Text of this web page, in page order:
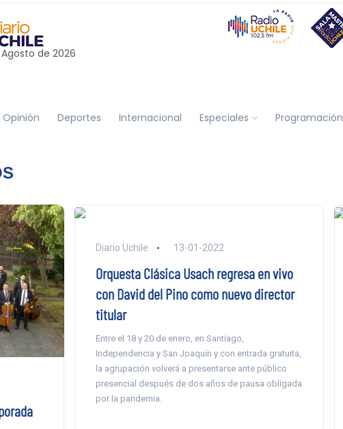
Agosto de 2026
Opinión Deportes Internacional Especiales Programación
Diario Uchile 13-01-2022
Orquesta Clásica Usach regresa en vivo
con David del Pino como nuevo director
titular
Entre el 18 y 20 de enero, en Santiago,
Independencia y San Joaquín y con entrada gratuita,
la agrupación volverá a presentarse ante público
presencial después de dos años de pausa obligada
por la pandemia.